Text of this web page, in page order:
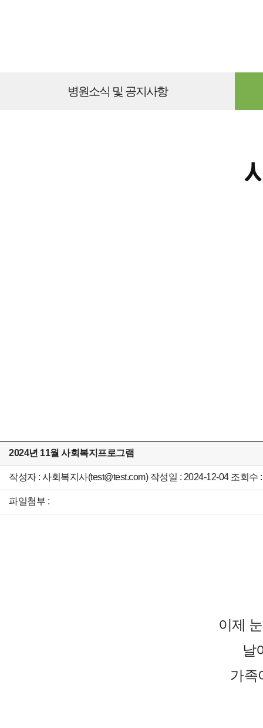
병원소식 및 공지사항
2024년 11월 사회복지프로그램
작성자 : 사회복지사(test@test.com) 작성일 : 2024-12-04 조회수
파일첨부 :
이제
날
가족